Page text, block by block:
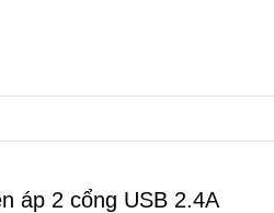
áp 2 cổng USB 2.4A